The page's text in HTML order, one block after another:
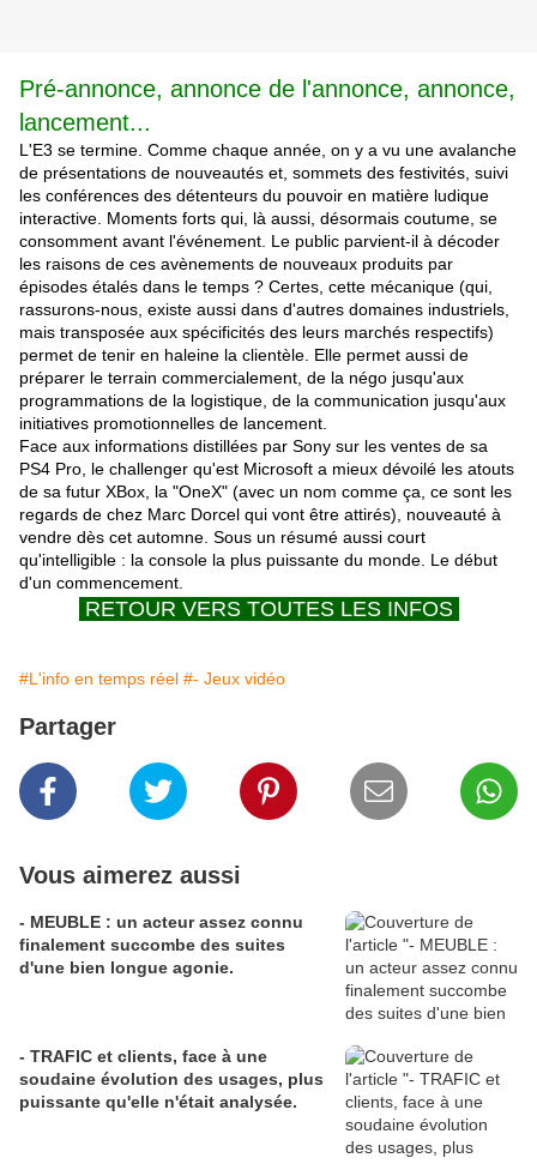
Pré-annonce, annonce de l'annonce, annonce,
lancement...
L'E3 se termine. Comme chaque année, on y a vu une avalanche
de présentations de nouveautés et, sommets des festivités, suivi
les conférences des détenteurs du pouvoir en matière ludique
interactive. Moments forts qui, là aussi, désormais coutume, se
consomment avant l'événement. Le public parvient-il à décoder
les raisons de ces avènements de nouveaux produits par
épisodes étalés dans le temps ? Certes, cette mécanique (qui,
rassurons-nous, existe aussi dans d'autres domaines industriels,
mais transposée aux spécificités des leurs marchés respectifs)
permet de tenir en haleine la clientèle. Elle permet aussi de
préparer le terrain commercialement, de la négo jusqu'aux
programmations de la logistique, de la communication jusqu'aux
initiatives promotionnelles de lancement.
Face aux informations distillées par Sony sur les ventes de sa
PS4 Pro, le challenger qu'est Microsoft a mieux dévoilé les atouts
de sa futur XBox, la "OneX" (avec un nom comme ça, ce sont les
regards de chez Marc Dorcel qui vont être attirés), nouveauté à
vendre dès cet automne. Sous un résumé aussi court
qu'intelligible : la console la plus puissante du monde. Le début
d'un commencement.
RETOUR VERS TOUTES LES INFOS.
#L'info en temps réel #- Jeux vidéo
Partager
Vous aimerez aussi
- MEUBLE : un acteur assez connu
finalement succombe des suites
d'une bien longue agonie.
- TRAFIC et clients, face à une
soudaine évolution des usages, plus
puissante qu'elle n'était analysée.